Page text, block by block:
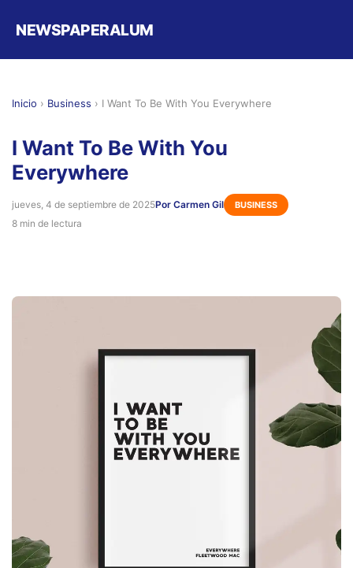
NEWSPAPERALUM
Inicio › Business › I Want To Be With You Everywhere
I Want To Be With You
Everywhere
jueves, 4 de septiembre de 2025Por Carmen Gil BUSINESS
8 min de lectura